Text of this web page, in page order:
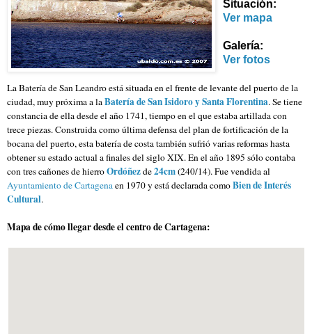
Situación:
Ver mapa
Galería:
Ver fotos
La Batería de San Leandro está situada en el frente de levante del puerto de la
ciudad, muy próxima a laBatería de San Isidoro y Santa Florentina.Se tiene
constancia de ella desde el año 1741, tiempo en el que estaba artillada con
trece piezas.Construida como última defensa del plan de fortificación de la
bocana del puerto, esta batería de costa también sufrió varias reformas hasta
obtener su estado actual a finales del siglo XIX. En el año 1895 sólo contaba
con tres cañones de hierroOrdóñezde24cm(240/14). Fue vendida al
Ayuntamiento de Cartagenaen 1970 y está declarada comoBien de Interés
Cultural.
Mapa de cómo llegar desde el centro de Cartagena: